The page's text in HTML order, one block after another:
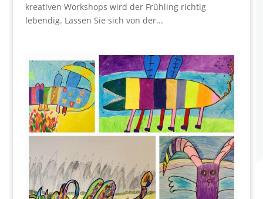
kreativen Workshops wird der Frühling richtig
lebendig. Lassen Sie sich von der...